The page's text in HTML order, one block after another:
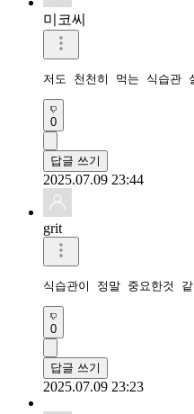
미코씨
저도 천천히 먹는 식습관
0
답글 쓰기
2025.07.09 23:44
grit
식습관이 정말 중요한것 같
0
답글 쓰기
2025.07.09 23:23